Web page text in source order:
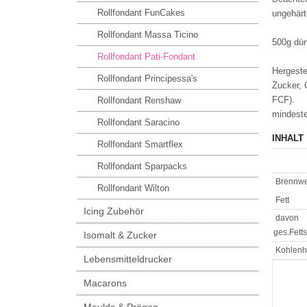
500g
Zucker,
FCF).
INHALT
Fett
davon
Rollfondant FunCakes
Rollfondant Massa Ticino
Rollfondant Pati-Fondant
Rollfondant Principessa's
Rollfondant Renshaw
Rollfondant Saracino
Rollfondant Smartflex
Rollfondant Sparpacks
Rollfondant Wilton
Icing Zubehör
Isomalt & Zucker
Lebensmitteldrucker
Macarons